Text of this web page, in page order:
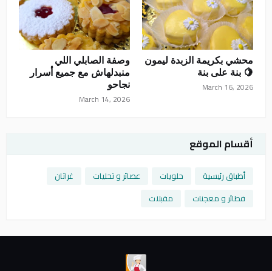
محشي بكريمة الزبدة ليمون
🍋 بنة على بنة
March 16, 2026
وصفة الصابلي اللي
منبدلهاش مع جميع أسرار
نجاحو
March 14, 2026
أقسام الموقع
أطباق رئيسية حلويات عصائر و تحليات
غراتان
فطائر و معجنات
مقبلات